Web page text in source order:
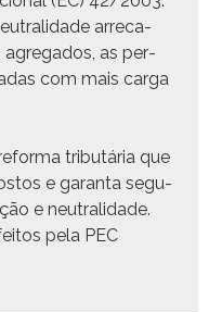
arreca­
as per­
com mais car­ga
trib­utária que
e garan­ta segu­
e neu­tral­i­dade.
pela PEC